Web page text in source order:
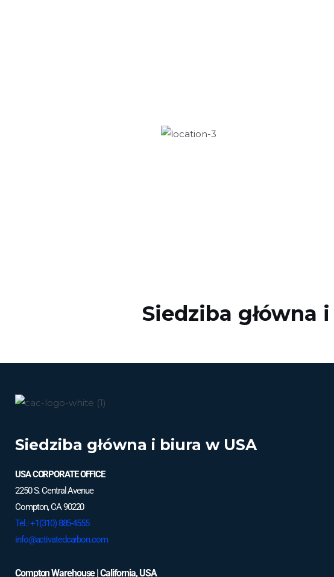
Siedziba główna
Siedziba główna i biura w USA
USA CORPORATE OFFICE
2250 S. Central Avenue
Compton, CA 90220
Tel.: +1(310) 885-4555
info@activatedcarbon.com
Compton Warehouse | California, USA